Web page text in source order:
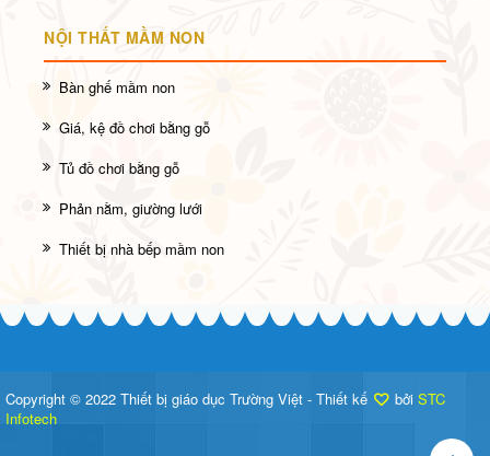
NỘI THẤT MẦM NON
Bàn ghế mầm non
Giá, kệ đồ chơi bằng gỗ
Tủ đồ chơi bằng gỗ
Phản nằm, giường lưới
Thiết bị nhà bếp mầm non
Copyright © 2022 Thiết bị giáo dục Trường Việt - Thiết kế bởi STC
Infotech